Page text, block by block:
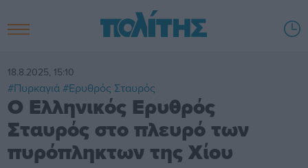
18.8.2025, 15:10
#Πυρκαγιά #Ερυθρός Σταυρός
Ο Ελληνικός Ερυθρός
Σταυρός στο πλευρό των
πυρόπληκτων της Χίου